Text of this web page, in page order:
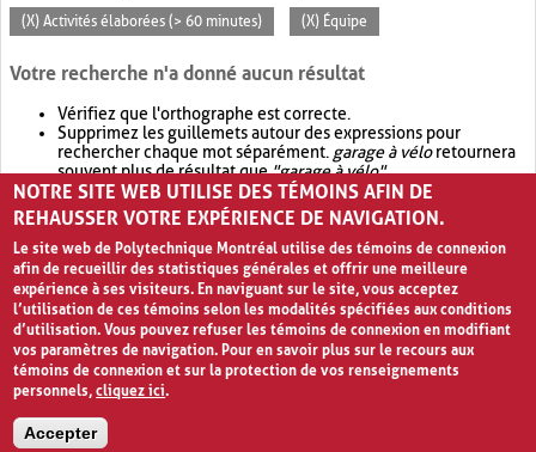
(X) Activités élaborées (> 60 minutes) (X) Équipe
Votre recherche n'a donné aucun résultat
Vérifiez que l'orthographe est correcte.
Supprimez les guillemets autour des expressions pour
rechercher chaque mot séparément. garage à véloretournera
souvent plus de résultat que"garage à vélo".
Envisagez d'élargir votre recherche avec OR.garage OR vélo
retournera souvent plus de résultat quegarage à vélo
NOTRE SITE WEB UTILISE DES TÉMOINS AFIN DE
REHAUSSER VOTRE EXPÉRIENCE DE NAVIGATION.
Le site web de Polytechnique Montréal utilise des témoins de connexion
afin de recueillir des statistiques générales et offrir une meilleure
expérience à ses visiteurs. En naviguant sur le site, vous acceptez
l’utilisation de ces témoins selon les modalités spécifiées aux conditions
d’utilisation. Vous pouvez refuser les témoins de connexion en modifiant
vos paramètres de navigation. Pour en savoir plus sur le recours aux
témoins de connexion et sur la protection de vos renseignements
personnels,cliquez ici.
Accepter